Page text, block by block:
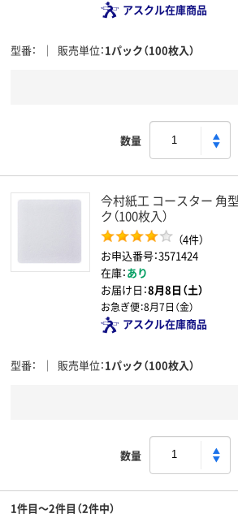
アスクル在庫商品
型番 販売単位 1パック（100枚入）
数量
今村紙工 コースター 角
ク（100枚入）
（4件）
お申込番号：3571424
在庫：あり
お届け日：8月8日（土）
お急ぎ便：8月7日（金）
アスクル在庫商品
型番 販売単位 1パック（100枚入）
数量
1件目～2件目（2件中）